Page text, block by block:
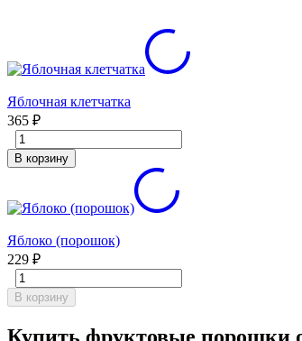
Яблочная клетчатка
365 ₽
В корзину
Яблоко (порошок)
229 ₽
В корзину
Купить фруктовые порошки